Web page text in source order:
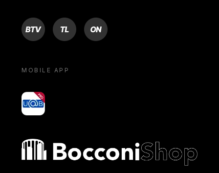
BTV TL ON
MOBILE APP
yoU@B
Bocconi shop